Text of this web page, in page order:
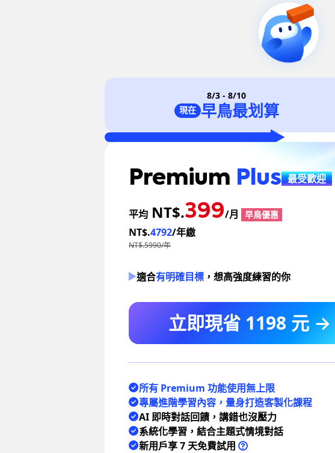
8/3 - 8/10
現在 早鳥最划算
Premium Plus 最受歡迎
平均 NT$.399/月 早鳥優惠
NT$.4792/年繳
NT$.5990/年
適合有明確目標 ，想高強度練習的你
立即現省 1198 元 →
所有 Premium 功能使用無上限
專屬進階學習內容，量身打造客製化課程
AI 即時對話回饋，講錯也沒壓力
系統化學習，結合主題式情境對話
新用戶享 7 天免費試用